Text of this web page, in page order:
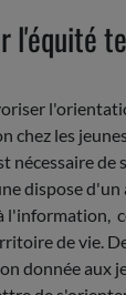
l'équité
chez les
nécessaire de
dispose d'un
l'information,
de vie.
donnée aux